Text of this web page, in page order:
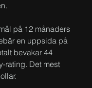
på 12 månaders
en uppsida på
bevakar 44
rating. Det mest